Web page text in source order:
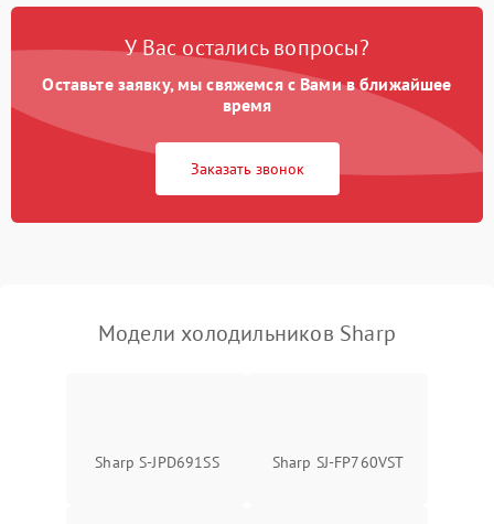
Образование конденсата
1800 ₽ Подробнее →
Сбой в работе инвертора
работе
2000 ₽ Подробнее →
У Вас остались вопросы?
Оставьте заявку, мы свяжемся с Вами в ближайшее
время
Заказать звонок
Модели холодильников Sharp
Sharp S-JPD691SS Sharp SJ-FP760VST